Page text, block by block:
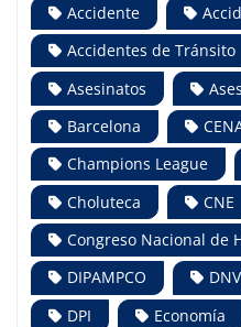
Accidente
Accidentes de Tránsito
Asesinatos
Barcelona
Champions League
Choluteca
CNE
Congreso Nacional de
DIPAMPCO
DPI
Economía